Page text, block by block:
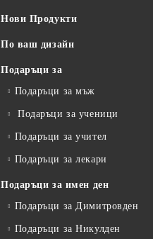
Нови Продукти
По ваш дизайн
Подаръци за
Подаръци за мъж
Подаръци за ученици
Подаръци за учител
Подаръци за лекари
Подаръци за имен ден
Подаръци за Димитровден
Подаръци за Никулден